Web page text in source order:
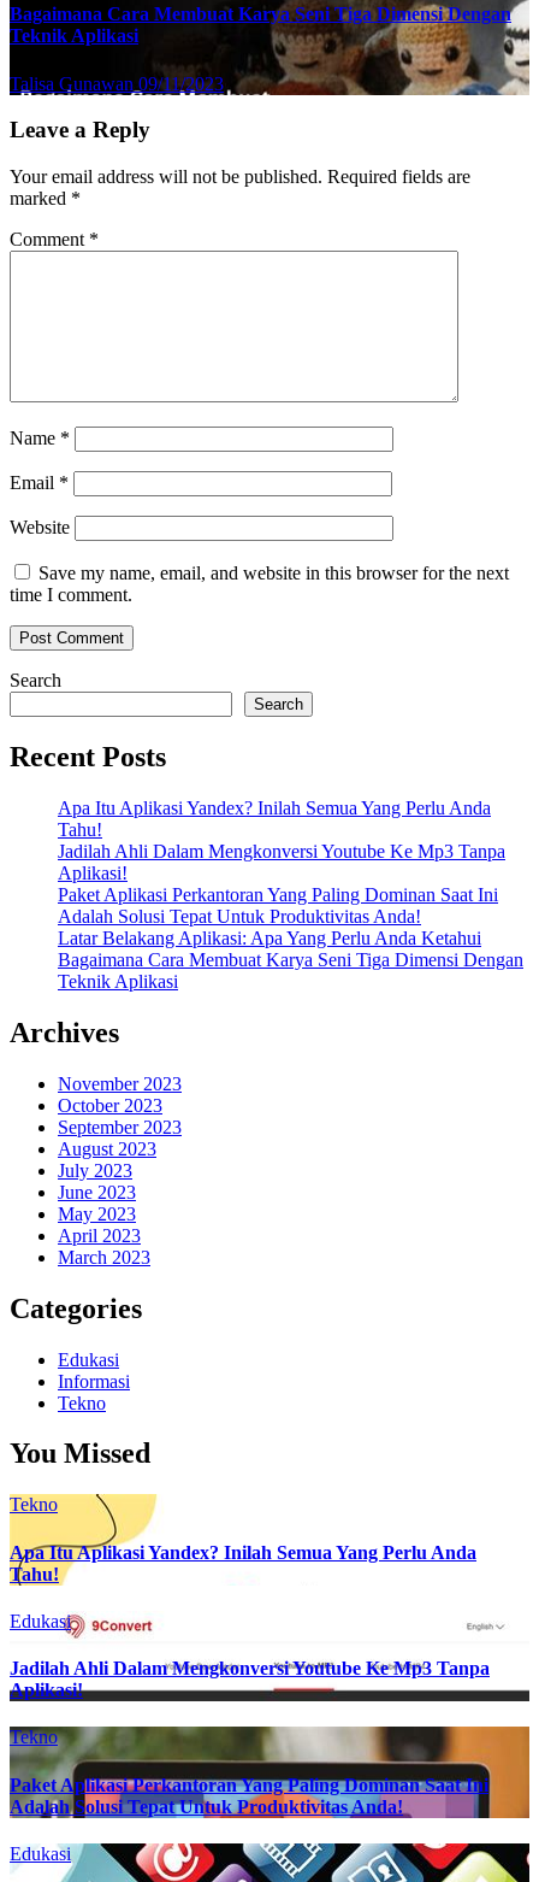
Bagaimana Cara Membuat Karya Seni Tiga Dimensi Dengan
Teknik Aplikasi
Talisa Gunawan 09/11/2023
Leave a Reply
Your email address will not be published. Required fields are
marked *
Comment *
Name *
Email *
Website
Save my name, email, and website in this browser for the next
time I comment.
Search
Search
Recent Posts
Apa Itu Aplikasi Yandex? Inilah Semua Yang Perlu Anda
Tahu!
Jadilah Ahli Dalam Mengkonversi Youtube Ke Mp3 Tanpa
Aplikasi!
Paket Aplikasi Perkantoran Yang Paling Dominan Saat Ini
Adalah Solusi Tepat Untuk Produktivitas Anda!
Latar Belakang Aplikasi: Apa Yang Perlu Anda Ketahui
Bagaimana Cara Membuat Karya Seni Tiga Dimensi Dengan
Teknik Aplikasi
Archives
November 2023
October 2023
September 2023
August 2023
July 2023
June 2023
May 2023
April 2023
March 2023
Categories
Edukasi
Informasi
Tekno
You Missed
Tekno
Apa Itu Aplikasi Yandex? Inilah Semua Yang Perlu Anda
Tahu!
Edukasi
Jadilah Ahli Dalam Mengkonversi Youtube Ke Mp3 Tanpa
Aplikasi!
Tekno
Paket Aplikasi Perkantoran Yang Paling Dominan Saat Ini
Adalah Solusi Tepat Untuk Produktivitas Anda!
Edukasi